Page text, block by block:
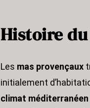
Histoire
Les mas provençaux
initialement
climat méditerranéen